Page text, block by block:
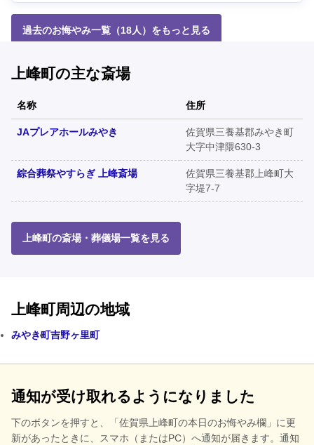
過去のお悔やみ一覧（18人）をもっと見る
上峰町の主な斎場
名称 住所
JAプレアホールみやき
佐賀県三養基郡みやき町
大字中津隈630-3
綜合葬祭やすらぎ 上峰斎場
佐賀県三養基郡上峰町大
字堤7-7
上峰町の斎場・葬儀場一覧を見る
上峰町周辺の地域
みやき町吉野ヶ里町
通知が受け取れるようになりました
下のボタンを押すと、
「佐賀県上峰町の本日のお悔やみ欄」に更
新があったときに、スマホ（またはPC）へ通知が届きます。通知